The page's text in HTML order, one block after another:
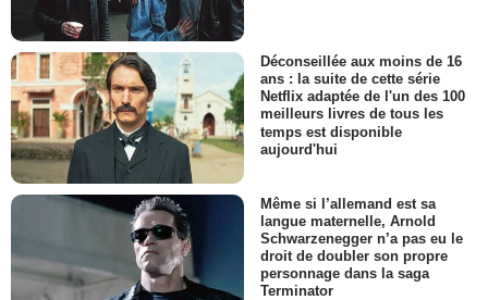
Déconseillée aux moins de 16
ans : la suite de cette série
Netflix adaptée de l'un des 100
meilleurs livres de tous les
temps est disponible
aujourd'hui
Même si l’allemand est sa
langue maternelle, Arnold
Schwarzenegger n’a pas eu le
droit de doubler son propre
personnage dans la saga
Terminator